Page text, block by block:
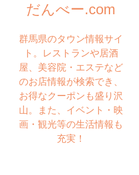
だんべー.com
群馬県のタウン情報サイ
ト。レストランや居酒
屋、美容院・エステなど
のお店情報が検索でき、
お得なクーポンも盛り沢
山。また、イベント・映
画・観光等の生活情報も
充実！